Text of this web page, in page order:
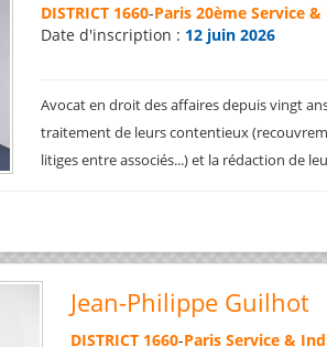
DISTRICT 1660-Paris 20ème Service
Date d'inscription : 12 juin 2026
Avocat en droit des affaires depuis vingt
traitement de leurs contentieux
litiges entre associés...) et la rédaction de
Jean-Philippe Guilhot
DISTRICT 1660-Paris Service &